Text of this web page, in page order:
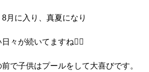
月に入り、真夏になり
々が続いてますね🤷‍♀️
で子供はプールをして大喜びです。